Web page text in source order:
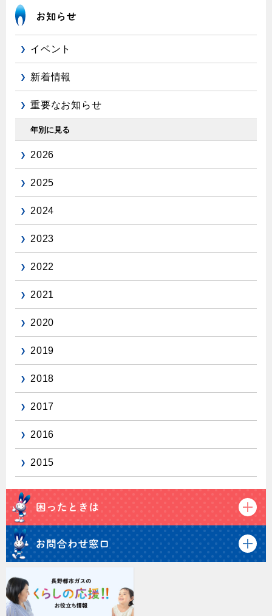
イベント
新着情報
重要なお知らせ
年別に見る
2026
2025
2024
2023
2022
2021
2020
2019
2018
2017
2016
2015